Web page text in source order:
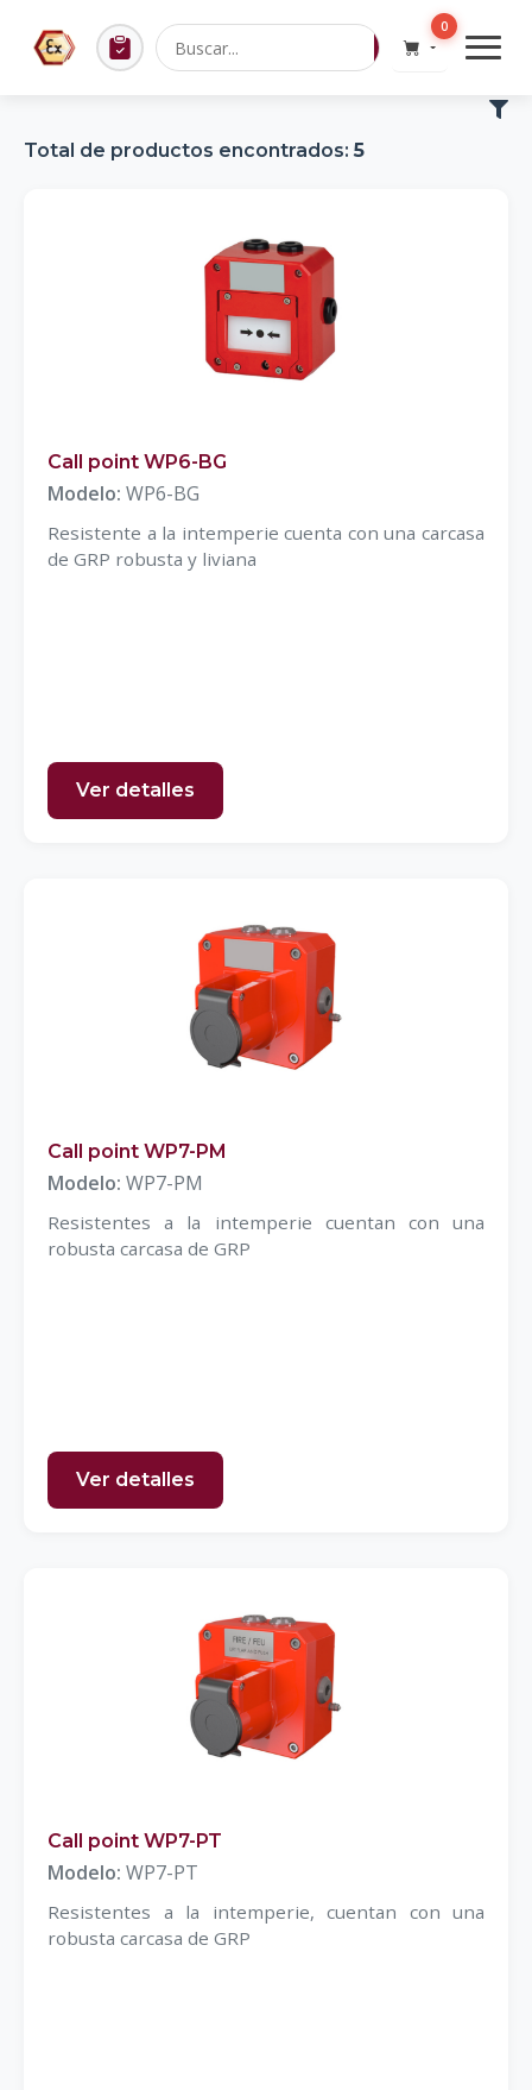
0
Total de productos encontrados:5
Call point WP6-BG
Modelo: WP6-BG
Resistente a la intemperie cuenta con una carcasa
de GRP robusta y liviana
Ver detalles
Call point WP7-PM
Modelo: WP7-PM
Resistentes a la intemperie cuentan con una
robusta carcasa de GRP
Ver detalles
Call point WP7-PT
Modelo: WP7-PT
Resistentes a la intemperie, cuentan con una
robusta carcasa de GRP